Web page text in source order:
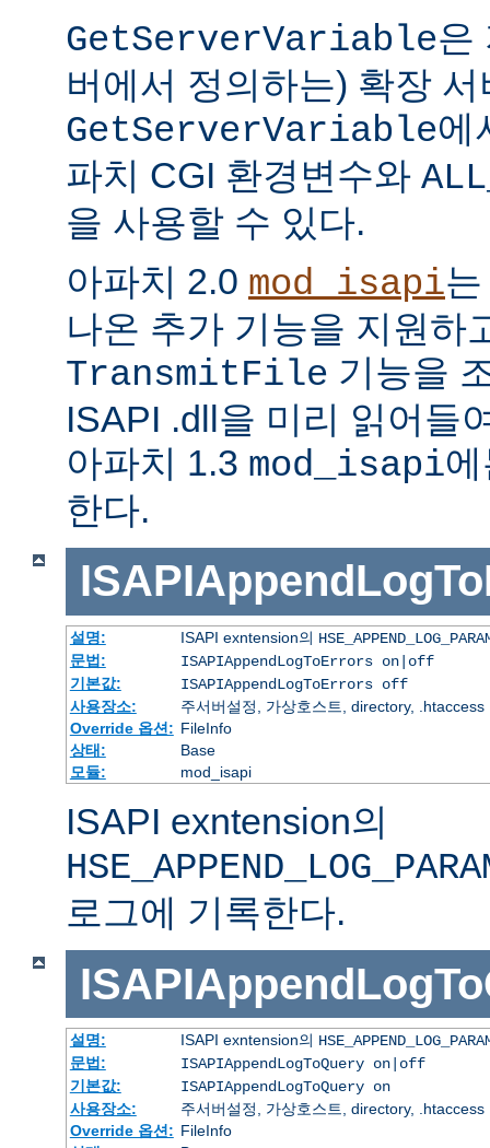
GetServerVariable은
버에서 정의하는) 확장
GetServerVariable에
파치 CGI 환경변수와
을 사용할 수 있다.
아파치 2.0 mod_isapi
나온 추가 기능을 지원하
TransmitFile 기능을
ISAPI .dll을 미리 읽어들
아파치 1.3 mod_isapi
한다.
설명: ISAPI exntension의
문법:
ISAPIAppendLogToErrors on|off
기본값:
ISAPIAppendLogToErrors off
사용장소:
주서버설정, 가상호스트, directory, .htaccess
Override 옵션: FileInfo
상태:
Base
모듈:
mod_isapi
ISAPI exntension의
로그에 기록한다.
설명: ISAPI exntension의
문법:
ISAPIAppendLogToQuery on|off
기본값:
ISAPIAppendLogToQuery on
사용장소:
주서버설정, 가상호스트, directory, .htaccess
Override 옵션: FileInfo